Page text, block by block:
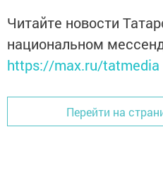
Читайте новости
национальном
https://max.ru/tatmedia
Перейти на